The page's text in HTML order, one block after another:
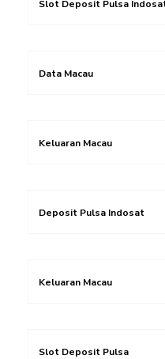
Slot Deposit Pulsa
Data Macau
Keluaran Macau
Deposit Pulsa Indosat
Keluaran Macau
Slot Deposit Pulsa